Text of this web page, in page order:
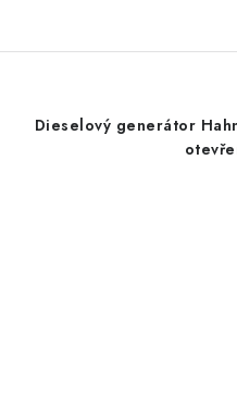
Dieselový generátor